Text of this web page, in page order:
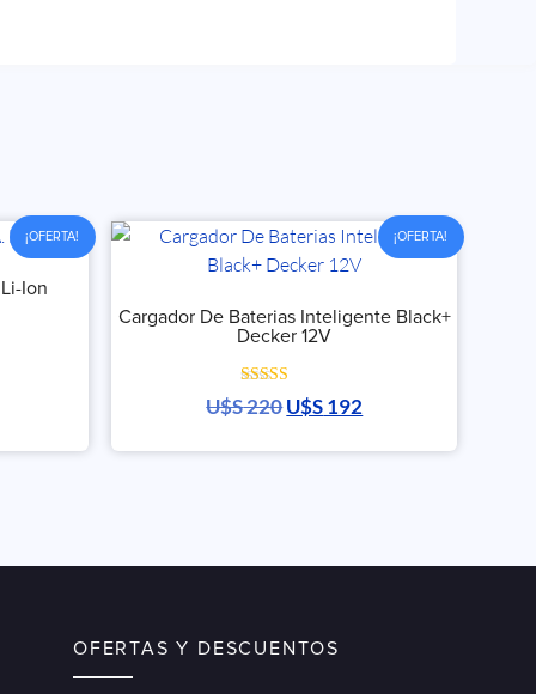
¡OFERTA!
Ion
¡OFERTA!
Cargador De Baterias Inteligente Black+
Decker 12V
Valorado con
5.00
U$S220U$S192
OFERTAS Y DESCUENTOS